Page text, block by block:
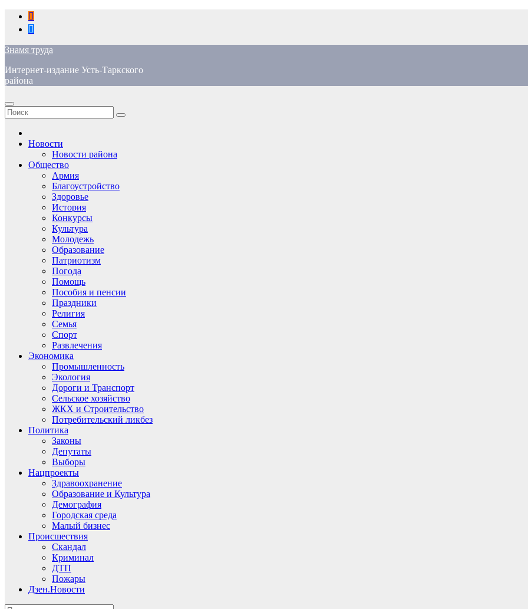
Перейти
содержимому
Знамя труда
Интернет-издание Усть-Таркского
района
Новости
Новости района
Общество
Армия
Благоустройство
Здоровье
История
Конкурсы
Культура
Молодежь
Образование
Патриотизм
Погода
Помощь
Пособия и пенсии
Праздники
Религия
Семья
Спорт
Развлечения
Экономика
Промышленность
Экология
Дороги и Транспорт
Сельское хозяйство
ЖКХ и Строительство
Потребительский ликбез
Политика
Законы
Депутаты
Выборы
Нацпроекты
Здравоохранение
Образование и Культура
Демография
Городская среда
Малый бизнес
Происшествия
Скандал
Криминал
ДТП
Пожары
Дзен.Новости